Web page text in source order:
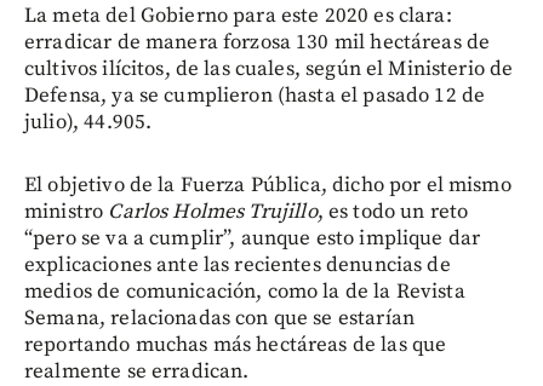
La meta del Gobierno para este 2020 es clara:
erradicar de manera forzosa 130 mil hectáreas de
cultivos ilícitos, de las cuales, según el Ministerio de
Defensa, ya se cumplieron (hasta el pasado 12 de
julio), 44.905.
El objetivo de la Fuerza Pública, dicho por el mismo
ministro Carlos Holmes Trujillo, es todo un reto
“pero se va a cumplir”, aunque esto implique dar
explicaciones ante las recientes denuncias de
medios de comunicación, como la de la Revista
Semana, relacionadas con que se estarían
reportando muchas más hectáreas de las que
realmente se erradican.